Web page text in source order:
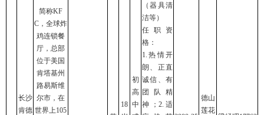
长沙
肯德
简称KF
C，全球炸
鸡连锁餐
厅，总部
位于美国
肯塔基州
路易斯维
尔市，在
世界上105
18
初
高
中
（器具清
洁等）
任职资
格：
1.热情开
朗、正直
诚信、有
团队精
神；2.适
德山
莲花